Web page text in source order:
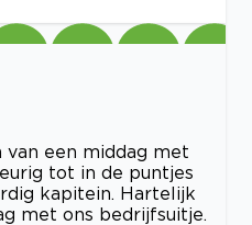
een middag met
tot in de puntjes
kapitein. Hartelijk
met ons bedrijfsuitje.